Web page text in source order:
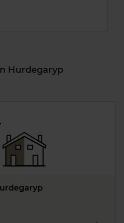
Hurdegaryp